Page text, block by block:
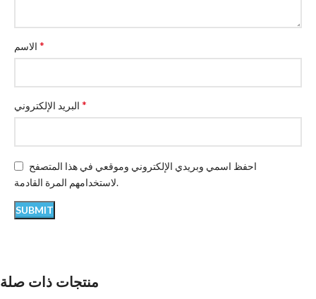
*
*
احفظ اسمي وبريدي الإلكتروني وموقعي في هذا المتصفح
لاستخدامهم المرة القادمة.
منتجات ذات صلة